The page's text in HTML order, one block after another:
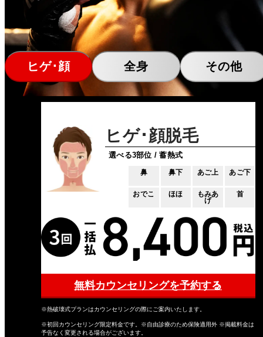
ヒゲ･顔 全身 その他
ヒゲ･顔脱毛
選べる3部位 / 蓄熱式
鼻 鼻下 あご上 あご下
おでこ ほほ もみあ
げ
首
無料カウンセリングを予約する
※熱破壊式プランはカウンセリングの際にご案内いたします。
※初回カウンセリング限定料金です。※自由診療のため保険適用外 ※掲載料金は
予告なく変更される場合がございます。